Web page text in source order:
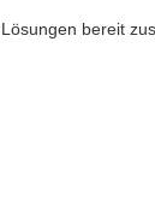
bereit